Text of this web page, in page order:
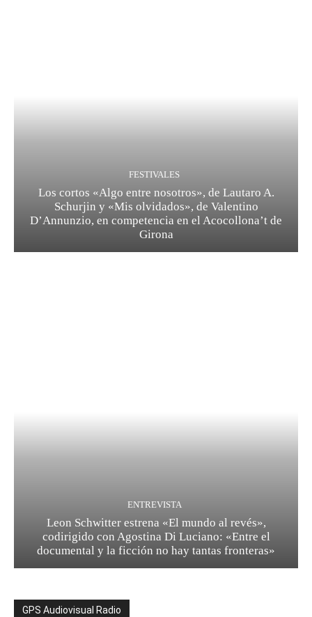
FESTIVALES
Los cortos «Algo entre nosotros», de Lautaro A.
Schurjin y «Mis olvidados», de Valentino
D’Annunzio, en competencia en el Acocollona’t de
Girona
ENTREVISTA
Leon Schwitter estrena «El mundo al revés»,
codirigido con Agostina Di Luciano: «Entre el
documental y la ficción no hay tantas fronteras»
GPS Audiovisual Radio